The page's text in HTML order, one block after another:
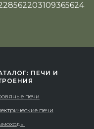
ПЕЧИ И
печи
печи